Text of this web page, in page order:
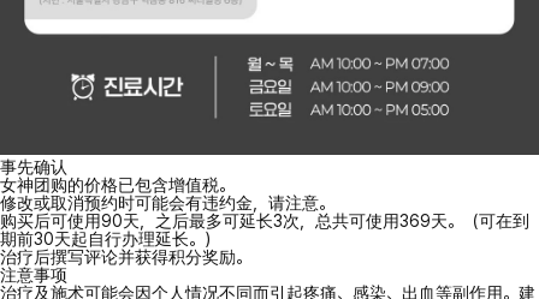
事先确认
女神团购的价格已包含增值税。
修改或取消预约时可能会有违约金，请注意。
购买后可使用90天，之后最多可延长3次，总共可使用369天。（可在到
期前30天起自行办理延长。）
治疗后撰写评论并获得积分奖励。
注意事项
治疗及施术可能会因个人情况不同而引起疼痛、感染、出血等副作用。建